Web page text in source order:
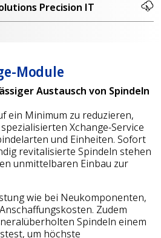
Precision IT
Module
Austausch von Spindeln
ein Minimum zu reduzieren,
Xchange-Service
und Einheiten. Sofort
revitalisierte Spindeln stehen
unmittelbaren Einbau zur
wie bei Neukomponenten,
Zudem
Spindeln einem
um höchste